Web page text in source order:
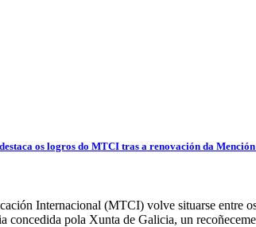
os logros do MTCI tras a renovación da
Internacional (MTCI) volve situarse entre
concedida pola Xunta de Galicia, un